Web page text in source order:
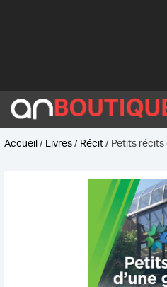
Accueil/ Livres/ Récit/ Petits récits